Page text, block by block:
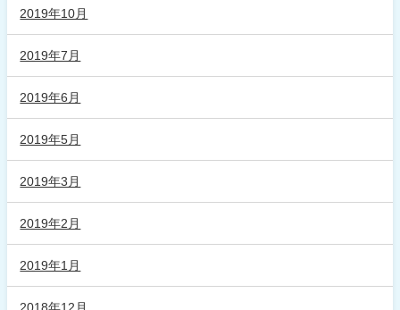
2019年10月
2019年7月
2019年6月
2019年5月
2019年3月
2019年2月
2019年1月
2018年12月